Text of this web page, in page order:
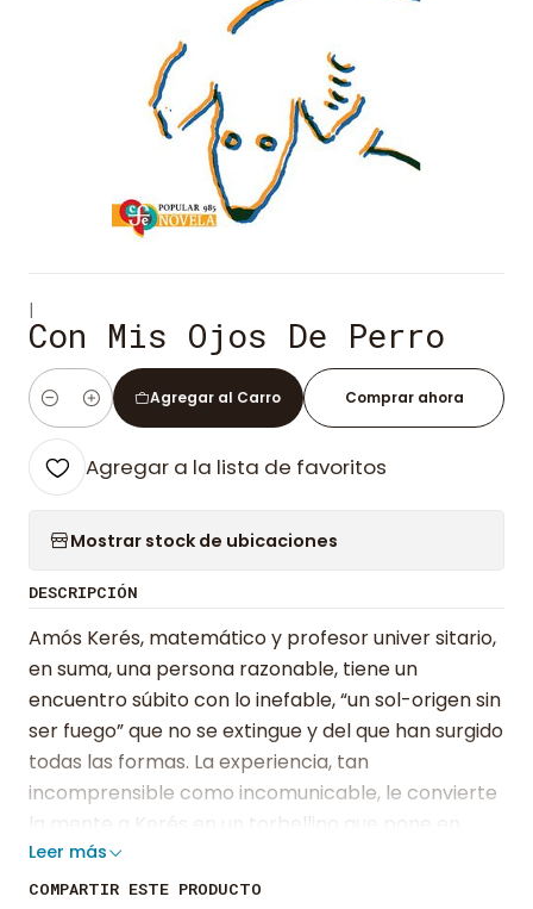
|
Con Mis Ojos De Perro
Cantidad
Agregar al Carro Comprar ahora
Agregar a la lista de favoritos
Mostrar stock de ubicaciones
DESCRIPCIÓN
Amós Kerés, matemático y profesor univer sitario,
en suma, una persona razonable, tiene un
encuentro súbito con lo inefable, “un sol-origen sin
ser fuego” que no se extingue y del que han surgido
todas las formas. La experiencia, tan
incomprensible como incomunicable, le convierte
la mente a Kerés en un torbellino que pone en
riesgo la estabilidad de su ordenada vida: familia,
amigos, trabajo, todo pasa a segundo plano en su
Leer más
COMPARTIR ESTE PRODUCTO